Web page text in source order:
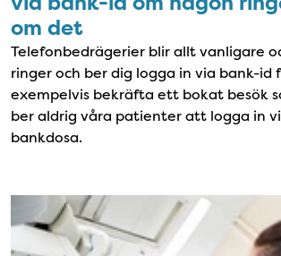
om det
Telefonbedrägerier blir allt vanligare
ringer och ber dig logga in via bank-id
exempelvis bekräfta ett bokat besök
ber aldrig våra patienter att logga in
bankdosa.